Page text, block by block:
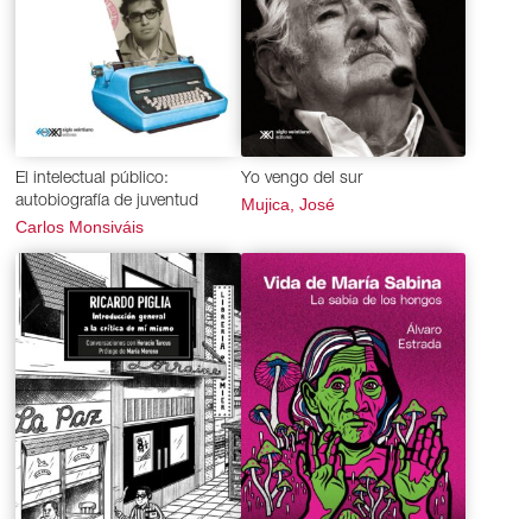
El intelectual público:
autobiografía de juventud
Carlos Monsiváis
Yo vengo del sur
Mujica, José